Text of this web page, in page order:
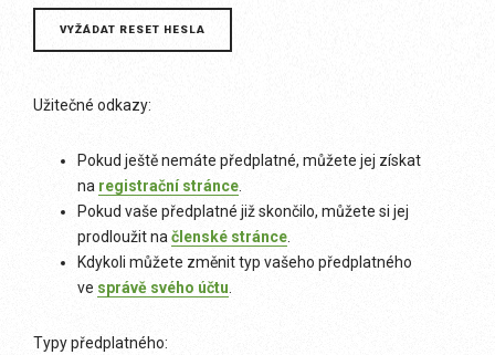
Užitečné odkazy:
Pokud ještě nemáte předplatné, můžete jej získat
na registrační stránce
Pokud vaše předplatné již skončilo, můžete si jej
prodloužit na členské stránce
Kdykoli můžete změnit typ vašeho předplatného
ve správě svého účtu
Typy předplatného: